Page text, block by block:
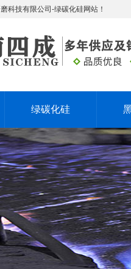
科技有限公司-绿碳化硅网站！
绿碳化硅